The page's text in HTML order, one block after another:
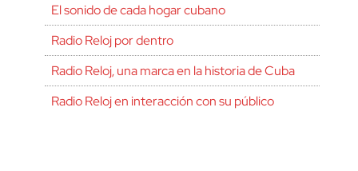
El sonido de cada hogar cubano
Radio Reloj por dentro
Radio Reloj, una marca en la historia de Cuba
Radio Reloj en interacción con su público